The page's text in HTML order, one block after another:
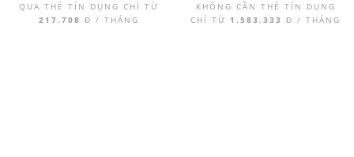
QUA THẺ TÍN DỤNG CHỈ TỪ
217.708 Đ / THÁNG
KHÔNG CẦN THẺ TÍN DỤNG
CHỈ TỪ 1.583.333 Đ / THÁNG